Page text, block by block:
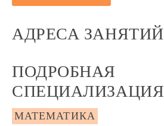
АДРЕСА ЗАНЯТИЙ
ПОДРОБНАЯ
СПЕЦИАЛИЗАЦИЯ
МАТЕМАТИКА